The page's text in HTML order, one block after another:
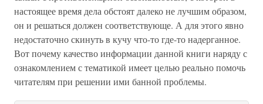
настоящее время дела обстоят далеко не лучшим образом,
он и решаться должен соответствующе. А для этого явно
недостаточно скинуть в кучу что-то где-то надерганное.
Вот почему качество информации данной книги наряду с
ознакомлением с тематикой имеет целью реально помочь
читателям при решении ими банной проблемы.